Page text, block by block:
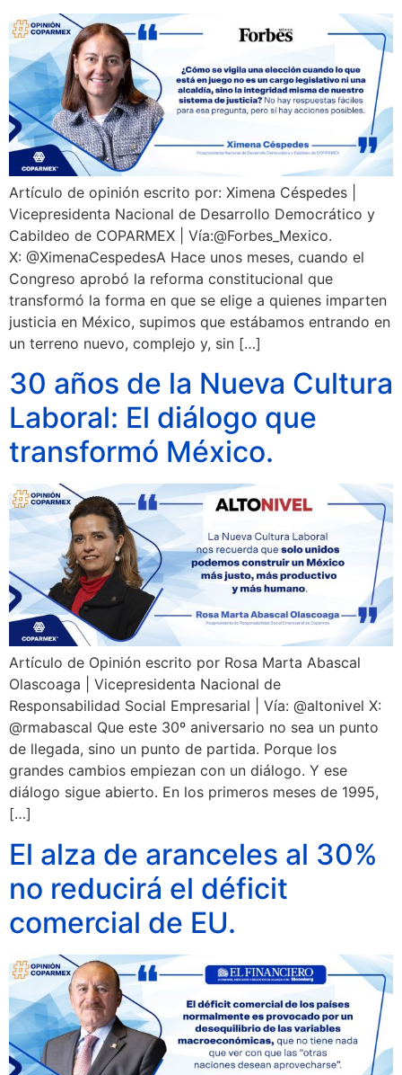
Artículo de opinión escrito por: Ximena Céspedes |
Vicepresidenta Nacional de Desarrollo Democrático y
Cabildeo de COPARMEX | Vía:@Forbes_Mexico.
X: @XimenaCespedesA Hace unos meses, cuando el
Congreso aprobó la reforma constitucional que
transformó la forma en que se elige a quienes imparten
justicia en México, supimos que estábamos entrando en
un terreno nuevo, complejo y, sin […]
30 años de la Nueva Cultura
Laboral: El diálogo que
transformó México.
Artículo de Opinión escrito por Rosa Marta Abascal
Olascoaga | Vicepresidenta Nacional de
Responsabilidad Social Empresarial | Vía: @altonivel X:
@rmabascal Que este 30º aniversario no sea un punto
de llegada, sino un punto de partida. Porque los
grandes cambios empiezan con un diálogo. Y ese
diálogo sigue abierto. En los primeros meses de 1995,
[…]
El alza de aranceles al 30%
no reducirá el déficit
comercial de EU.